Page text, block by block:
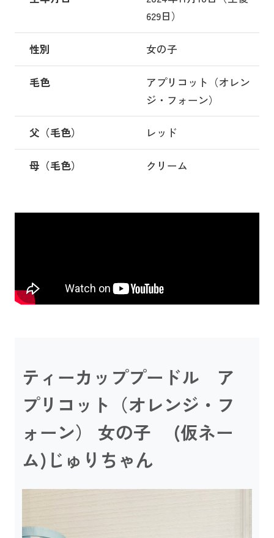
629日）
性別 女の子
毛色
アプリコット（オレン
ジ・フォーン）
父（毛色） レッド
母（毛色） クリーム
ティーカッププードル ア
プリコット（オレンジ・フ
ォーン） 女の子 (仮ネー
ム)じゅりちゃん